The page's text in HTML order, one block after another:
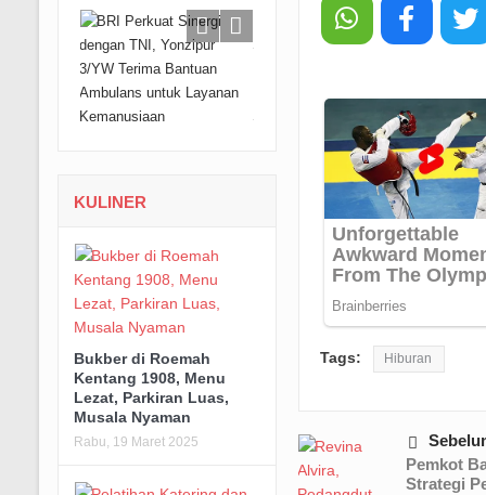
Tags: Hiburan
Pemkot
Strategi
KULINER
Bukber di Roemah
Kentang 1908, Menu
Lezat, Parkiran Luas,
Musala Nyaman
Rabu, 19 Maret 2025